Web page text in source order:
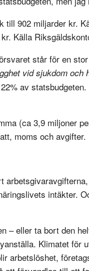
902 miljarder kr.
Källa
står för en
vid sjukdom och
av
(ca 3,9 miljoner
moms och avgifter.
intäkter.
– eller ta bort den
Klimatet för
arbetslöshet,